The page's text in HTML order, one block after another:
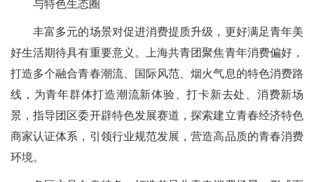
与特色生态圈
丰富多元的场景对促进消费提质升级，更好满足青年美
好生活期待具有重要意义。上海共青团聚焦青年消费偏好，
打造多个融合青春潮流、国际风范、烟火气息的特色消费路
线，为青年群体打造潮流新体验、打卡新去处、消费新场
景，指导团区委开辟特色发展赛道，探索建立青春经济特色
商家认证体系，引领行业规范发展，营造高品质的青春消费
环境。